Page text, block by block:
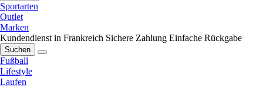
Sportarten
Outlet
Marken
Kundendienst in Frankreich Sichere Zahlung Einfache Rückgabe
Suchen
Fußball
Lifestyle
Laufen